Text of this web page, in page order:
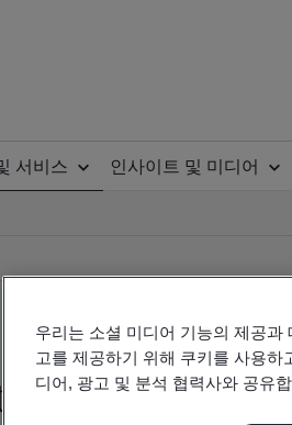
서비스 인사이트 및 미디어
profile
우리는 소셜 미디어 기능의 제공
고를 제공하기 위해 쿠키를 사용
디어, 광고 및 분석 협력사와 공유